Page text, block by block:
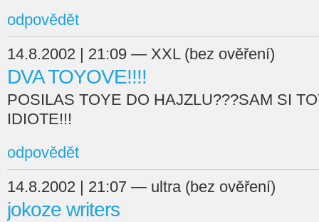
odpovědět
14.8.2002 | 21:09 — XXL (bez ověření)
DVA TOYOVE!!!!
POSILAS TOYE DO HAJZLU???SAM SI
IDIOTE!!!
odpovědět
14.8.2002 | 21:07 — ultra (bez ověření)
jokoze writers